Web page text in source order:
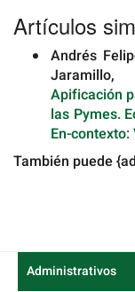
Artículos
Andrés
Jaramillo,
Apificación
las Pymes.
En-
También puede
Administrativos